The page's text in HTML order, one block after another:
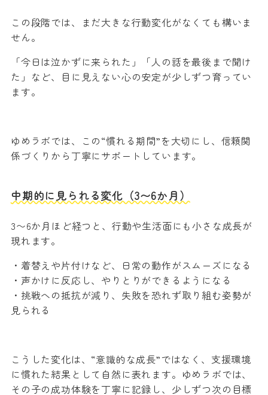
この段階では、まだ大きな行動変化がなくても構いま
せん。
「今日は泣かずに来られた」「人の話を最後まで聞け
た」など、目に見えない心の安定が少しずつ育ってい
ます。
ゆめラボでは、この“慣れる期間”を大切にし、信頼関
係づくりから丁寧にサポートしています。
中期的に見られる変化（3〜6か月）
3〜6か月ほど経つと、行動や生活面にも小さな成長が
現れます。
・着替えや片付けなど、日常の動作がスムーズになる
・声かけに反応し、やりとりができるようになる
・挑戦への抵抗が減り、失敗を恐れず取り組む姿勢が
見られる
こうした変化は、“意識的な成長”ではなく、支援環境
に慣れた結果として自然に表れます。ゆめラボでは、
その子の成功体験を丁寧に記録し、少しずつ次の目標